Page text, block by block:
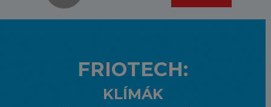
FRIOTECH:
KLÍMÁK